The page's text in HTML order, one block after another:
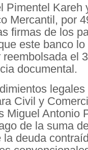
Pimentel
Mercantil, por
firmas de los
este banco
el
documental.
Civil y
Miguel Antonio
de la suma
deuda